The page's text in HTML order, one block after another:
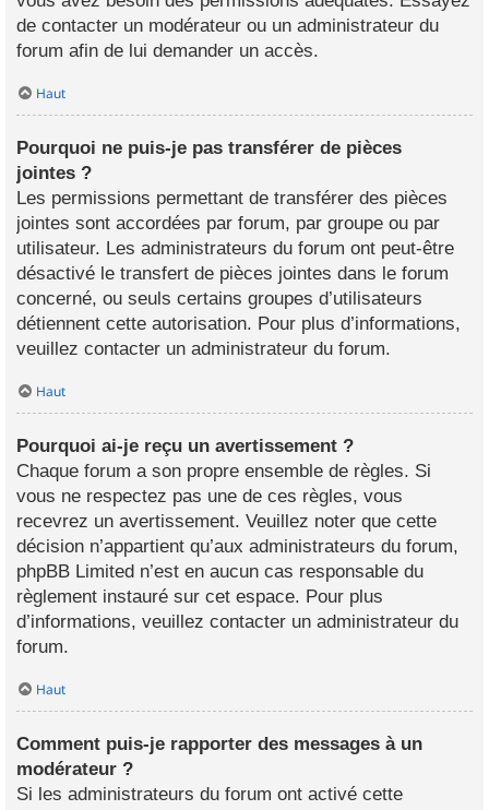
de contacter un modérateur ou un administrateur du
forum afin de lui demander un accès.
Haut
Pourquoi ne puis-je pas transférer de pièces
jointes ?
Les permissions permettant de transférer des pièces
jointes sont accordées par forum, par groupe ou par
utilisateur. Les administrateurs du forum ont peut-être
désactivé le transfert de pièces jointes dans le forum
concerné, ou seuls certains groupes d’utilisateurs
détiennent cette autorisation. Pour plus d’informations,
veuillez contacter un administrateur du forum.
Haut
Pourquoi ai-je reçu un avertissement ?
Chaque forum a son propre ensemble de règles. Si
vous ne respectez pas une de ces règles, vous
recevrez un avertissement. Veuillez noter que cette
décision n’appartient qu’aux administrateurs du forum,
phpBB Limited n’est en aucun cas responsable du
règlement instauré sur cet espace. Pour plus
d’informations, veuillez contacter un administrateur du
forum.
Haut
Comment puis-je rapporter des messages à un
modérateur ?
Si les administrateurs du forum ont activé cette